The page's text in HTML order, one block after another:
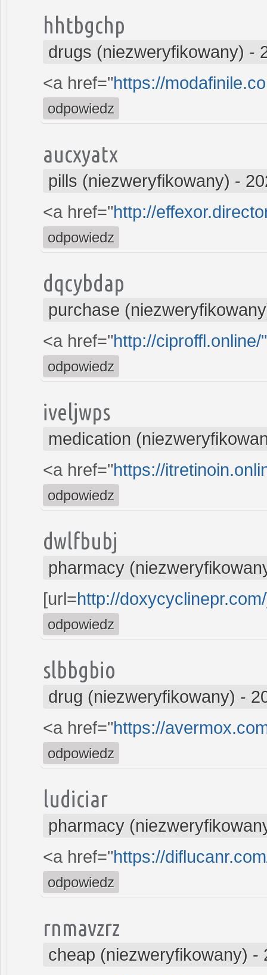
hhtbgchp
drugs (niezweryfikowany) -
<a href="https://
odpowiedz
aucxyatx
pills (niezweryfikowany) -
<a href="http://
odpowiedz
dqcybdap
purchase
<a href="http://
odpowiedz
iveljwps
medication
<a href="https://
odpowiedz
dwlfbubj
pharmacy
[url=http://
odpowiedz
slbbgbio
drug (niezweryfikowany) -
<a href="https://
odpowiedz
ludiciar
pharmacy
<a href="https://
odpowiedz
rnmavzrz
cheap (niezweryfikowany) -